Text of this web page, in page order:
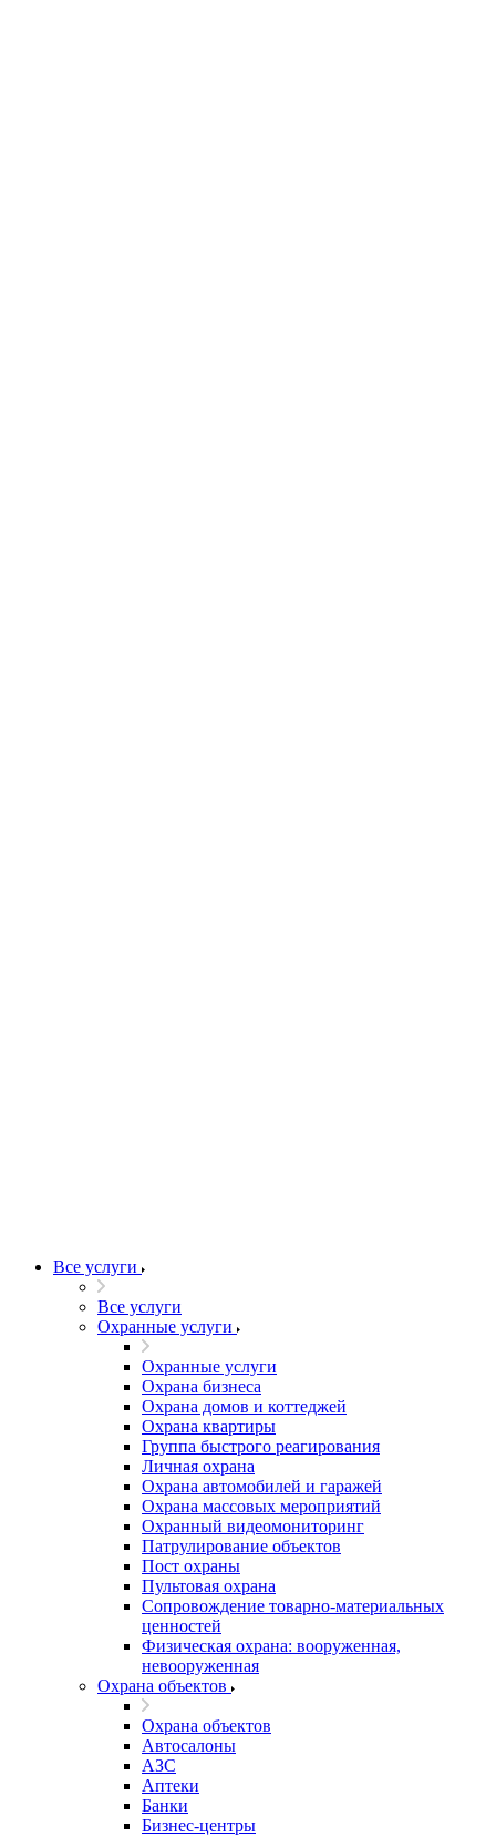
Все услуги
Все услуги
Охранные услуги
Охранные услуги
Охрана бизнеса
Охрана домов и коттеджей
Охрана квартиры
Группа быстрого реагирования
Личная охрана
Охрана автомобилей и гаражей
Охрана массовых мероприятий
Охранный видеомониторинг
Патрулирование объектов
Пост охраны
Пультовая охрана
Сопровождение товарно-материальных
ценностей
Физическая охрана: вооруженная,
невооруженная
Охрана объектов
Охрана объектов
Автосалоны
АЗС
Аптеки
Банки
Бизнес-центры